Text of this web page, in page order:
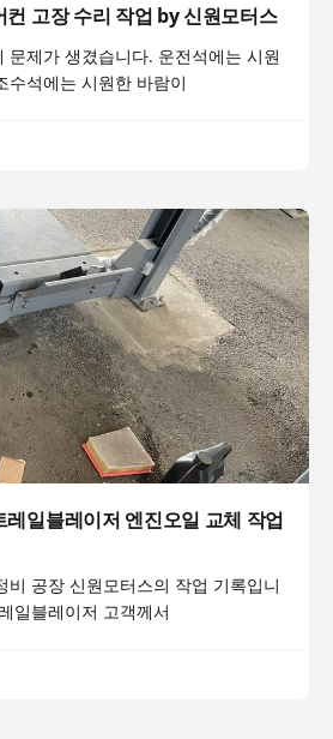
컨 고장 수리 작업 by 신원모터스
문제가 생겼습니다. 운전석에는 시원
수석에는 시원한 바람이
레일블레이저 엔진오일 교체 작업
비 공장 신원모터스의 작업 기록입니
일블레이저 고객께서